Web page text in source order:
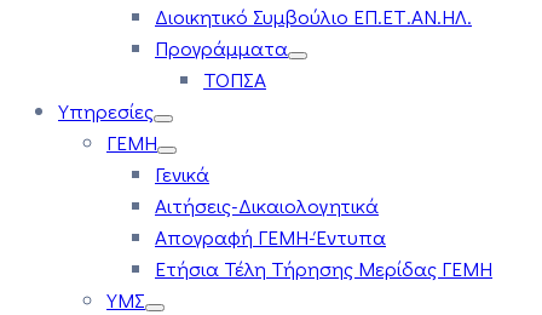
Διοικητικό Συμβούλιο ΕΠ.ΕΤ.ΑΝ.ΗΛ.
Προγράμματα
ΤΟΠΣΑ
Υπηρεσίες
ΓΕΜΗ
Γενικά
Αιτήσεις-Δικαιολογητικά
Απογραφή ΓΕΜΗ-Έντυπα
Ετήσια Τέλη Τήρησης Μερίδας ΓΕΜΗ
ΥΜΣ